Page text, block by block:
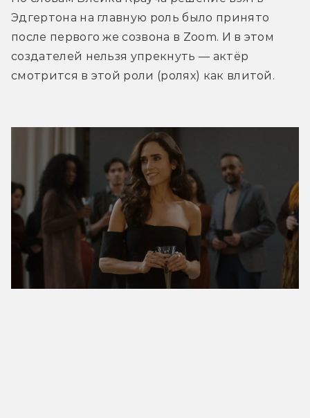
Эдгертона на главную роль было принято
после первого же созвона в Zoom. И в этом
создателей нельзя упрекнуть — актёр
смотрится в этой роли (ролях) как влитой.